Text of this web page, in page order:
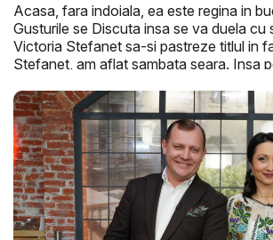
Acasa, fara indoiala, ea este regina in
Gusturile se Discuta insa se va duela cu
Victoria Stefanet sa-si pastreze titlul in
Stefanet, am aflat sambata seara. Insa
Seara Perfecta.